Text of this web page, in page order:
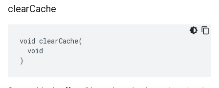
clearCache
void clearCache(
  void
)